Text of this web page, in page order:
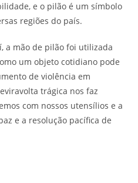
e o pilão é um símbolo
regiões do país.
a mão de pilão foi utilizada
um objeto cotidiano pode
de violência em
trágica nos faz
com nossos utensílios e a
e a resolução pacífica de